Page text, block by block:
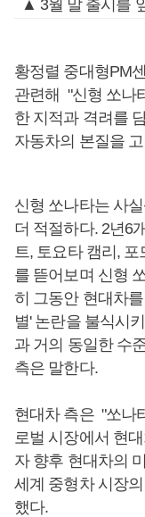
▲ 3월 말 출시를
황정렬 중대형PM
관련해 "신형 쏘나
한 지적과 격려를
자동차의 본질을
신형 쏘나타는 사
더 적절하다. 2년6
트, 토요타 캠리,
를 뜯어보며 신형
히 그동안 현대차
별' 논란을 불식시
과 거의 동일한 수
측은 말한다.
현대차 측은 "쏘나
로벌 시장에서 현
자 향후 현대차의
세계 중형차 시장
했다.